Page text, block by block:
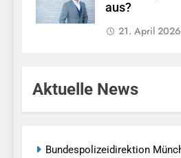
aus?
21. April 2026
Aktuelle News
Bundespolizeidirektion